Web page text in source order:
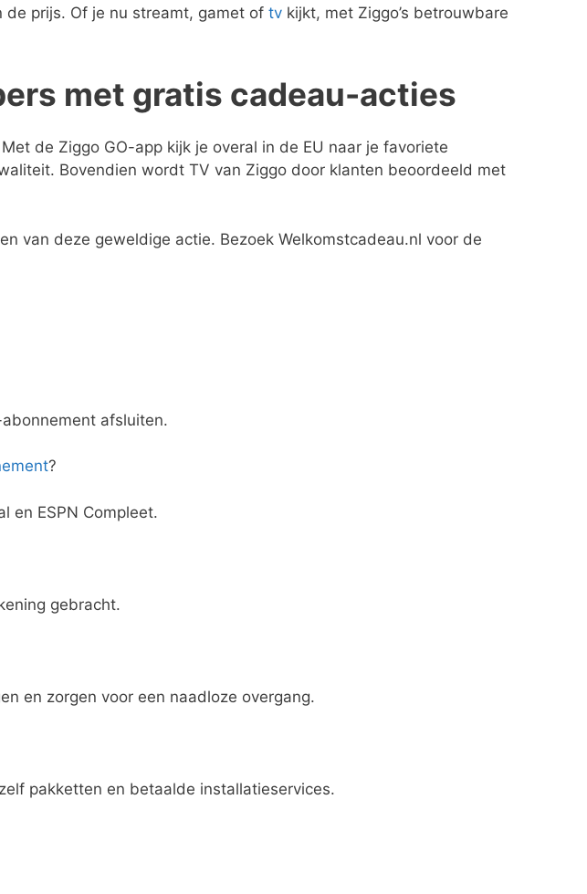
prijs. Of je nu streamt, gamet of tv kijkt, met Ziggo’s betrouwbare
met gratis cadeau-acties
de Ziggo GO-app kijk je overal in de EU naar je favoriete
Bovendien wordt TV van Ziggo door klanten beoordeeld met
van deze geweldige actie. Bezoek Welkomstcadeau.nl voor de
afsluiten.
?
en ESPN Compleet.
gebracht.
en zorgen voor een naadloze overgang.
pakketten en betaalde installatieservices.